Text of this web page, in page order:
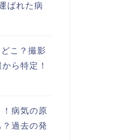
ばれた病
こ？撮影
ら特定！
！病気の原
過去の発